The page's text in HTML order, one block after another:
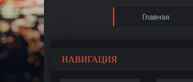
Главная
НАВИГАЦИЯ